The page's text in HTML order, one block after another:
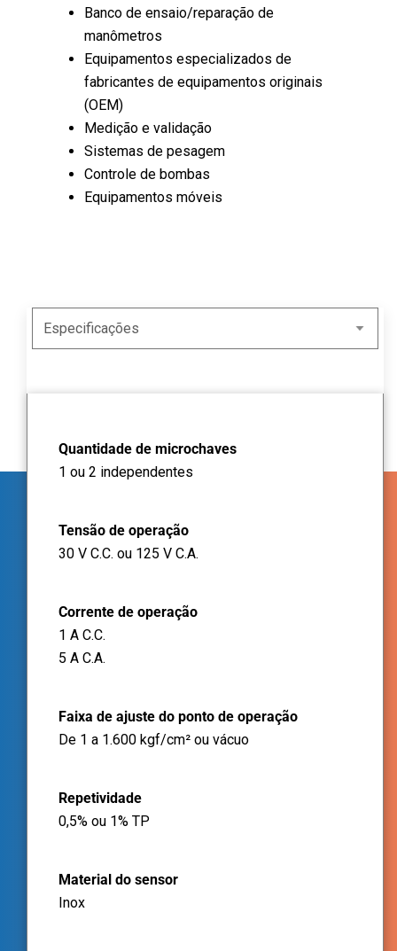
Banco de ensaio/reparação de
manômetros
Equipamentos especializados de
fabricantes de equipamentos originais
(OEM)
Medição e validação
Sistemas de pesagem
Controle de bombas
Equipamentos móveis
Quantidade de microchaves
1 ou 2 independentes
Tensão de operação
30 V C.C. ou 125 V C.A.
Corrente de operação
1 A C.C.
5 A C.A.
Faixa de ajuste do ponto de operação
De 1 a 1.600 kgf/cm² ou vácuo
Repetividade
0,5% ou 1% TP
Material do sensor
Inox